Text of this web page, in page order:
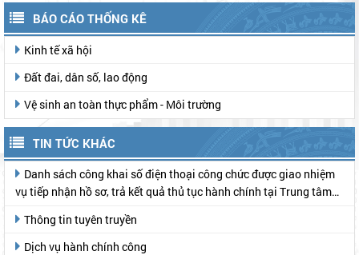
BÁO CÁO THỐNG KÊ
Kinh tế xã hội
Đất đai, dân số, lao động
Vệ sinh an toàn thực phẩm - Môi trường
TIN TỨC KHÁC
vụ tiếp nhận hồ sơ, trả kết quả thủ tục hành chính tại Trung tâm
Thông tin tuyên truyền
Dịch vụ hành chính công